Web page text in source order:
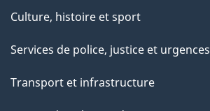
Culture, histoire et sport
Services de police, justice et urgences
Transport et infrastructure